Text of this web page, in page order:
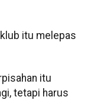
itu melepas
itu
tetapi harus